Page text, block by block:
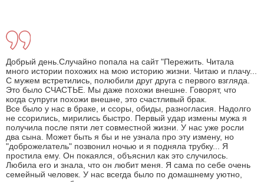
Добрый день.Случайно попала на сайт "Пережить. Читала
много истории похожих на мою историю жизни. Читаю и плачу...
С мужем встретились, полюбили друг друга с первого взгляда.
Это было СЧАСТЬЕ. Мы даже похожи внешне. Говорят, что
когда супруги похожи внешне, это счастливый брак.
Все было у нас в браке, и ссоры, обиды, разногласия. Надолго
не ссорились, мирились быстро. Первый удар измены мужа я
получила после пяти лет совместной жизни. У нас уже росли
два сына. Может быть я бы и не узнала про эту измену, но
"доброжелатель" позвонил ночью и я подняла трубку... Я
простила ему. Он покаялся, объяснил как это случилось.
Любила его и знала, что он любит меня. Я сама по себе очень
семейный человек. У нас всегда было по домашнему уютно,